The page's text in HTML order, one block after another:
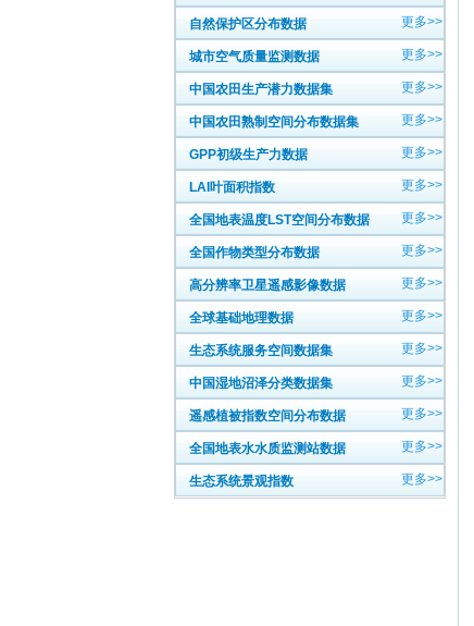
自然保护区分布数据 更多>>
城市空气质量监测数据 更多>>
中国农田生产潜力数据集 更多>>
中国农田熟制空间分布数据集 更多>>
GPP初级生产力数据 更多>>
LAI叶面积指数 更多>>
全国地表温度LST空间分布数据 更多>>
全国作物类型分布数据 更多>>
高分辨率卫星遥感影像数据 更多>>
全球基础地理数据 更多>>
生态系统服务空间数据集 更多>>
中国湿地沼泽分类数据集 更多>>
遥感植被指数空间分布数据 更多>>
全国地表水水质监测站数据 更多>>
生态系统景观指数 更多>>